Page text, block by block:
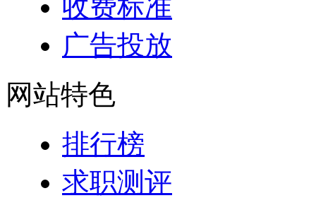
收费标准
广告投放
网站特色
排行榜
求职测评